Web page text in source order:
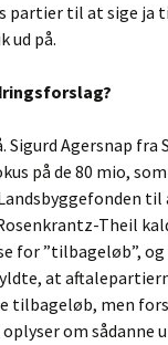
til at sige ja
ud på.
Sigurd Agersnap fra
på de 80 mio,
Theil
for ”tilbageløb”,
at
men
om sådanne